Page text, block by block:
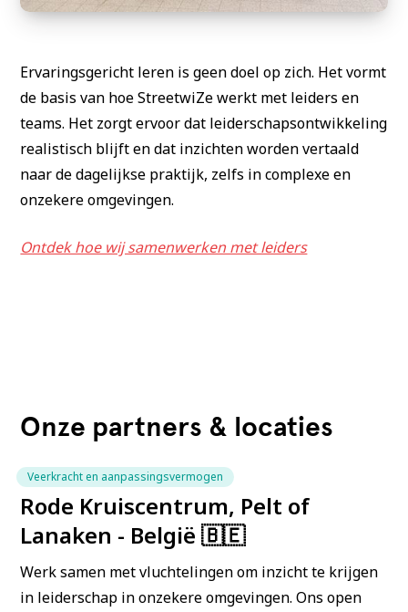
Ervaringsgericht leren is geen doel op zich. Het vormt
de basis van hoe StreetwiZe werkt met leiders en
teams. Het zorgt ervoor dat leiderschapsontwikkeling
realistisch blijft en dat inzichten worden vertaald
naar de dagelijkse praktijk, zelfs in complexe en
onzekere omgevingen.
Ontdek hoe wij samenwerken met leiders
Onze partners & locaties
Veerkracht en aanpassingsvermogen
Rode Kruiscentrum, Pelt of
Lanaken - België 🇧🇪
Werk samen met vluchtelingen om inzicht te krijgen
in leiderschap in onzekere omgevingen. Ons open